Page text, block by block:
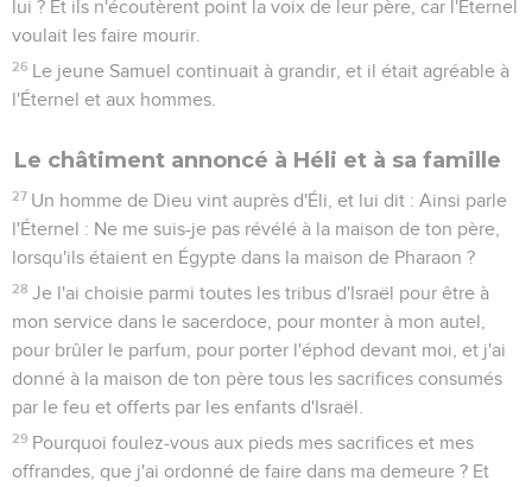
lui ? Et ils n'écoutèrent point la voix de leur père, car l'Éternel
voulait les faire mourir.
26 Le jeune Samuel continuait à grandir, et il était agréable à
l'Éternel et aux hommes.
Le châtiment annoncé à Héli et à sa famille
27 Un homme de Dieu vint auprès d'Éli, et lui dit : Ainsi parle
l'Éternel : Ne me suis-je pas révélé à la maison de ton père,
lorsqu'ils étaient en Égypte dans la maison de Pharaon ?
28 Je l'ai choisie parmi toutes les tribus d'Israël pour être à
mon service dans le sacerdoce, pour monter à mon autel,
pour brûler le parfum, pour porter l'éphod devant moi, et j'ai
donné à la maison de ton père tous les sacrifices consumés
par le feu et offerts par les enfants d'Israël.
29 Pourquoi foulez-vous aux pieds mes sacrifices et mes
offrandes, que j'ai ordonné de faire dans ma demeure ? Et